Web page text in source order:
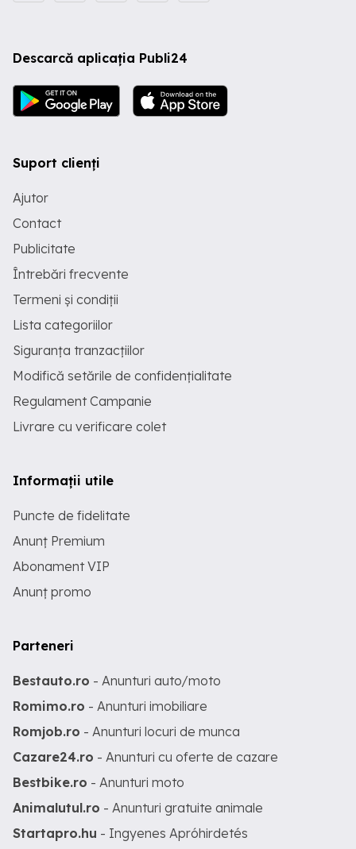
Descarcă aplicația Publi24
Suport clienți
Ajutor
Contact
Publicitate
Întrebări frecvente
Termeni și condiții
Lista categoriilor
Siguranța tranzacțiilor
Modifică setările de confidențialitate
Regulament Campanie
Livrare cu verificare colet
Informații utile
Puncte de fidelitate
Anunț Premium
Abonament VIP
Anunț promo
Parteneri
Bestauto.ro - Anunturi auto/moto
Romimo.ro - Anunturi imobiliare
Romjob.ro - Anunturi locuri de munca
Cazare24.ro - Anunturi cu oferte de cazare
Bestbike.ro - Anunturi moto
Animalutul.ro - Anunturi gratuite animale
Startapro.hu - Ingyenes Apróhirdetés